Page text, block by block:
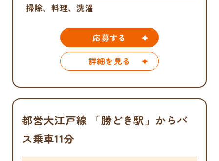
掃除、料理、洗濯
応募する
詳細を見る
都営大江戸線 「勝どき駅」からバ
ス乗車11分